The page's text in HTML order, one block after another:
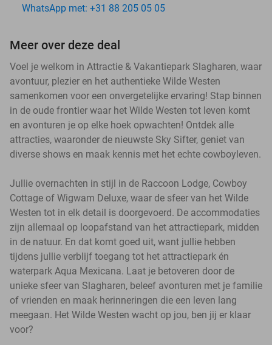
WhatsApp met: +31 88 205 05 05
Meer over deze deal
Voel je welkom in Attractie & Vakantiepark Slagharen, waar
avontuur, plezier en het authentieke Wilde Westen
samenkomen voor een onvergetelijke ervaring! Stap binnen
in de oude frontier waar het Wilde Westen tot leven komt
en avonturen je op elke hoek opwachten! Ontdek alle
attracties, waaronder de nieuwste Sky Sifter, geniet van
diverse shows en maak kennis met het echte cowboyleven.
Jullie overnachten in stijl in de Raccoon Lodge, Cowboy
Cottage of Wigwam Deluxe, waar de sfeer van het Wilde
Westen tot in elk detail is doorgevoerd. De accommodaties
zijn allemaal op loopafstand van het attractiepark, midden
in de natuur. En dat komt goed uit, want jullie hebben
tijdens jullie verblijf toegang tot het attractiepark én
waterpark Aqua Mexicana. Laat je betoveren door de
unieke sfeer van Slagharen, beleef avonturen met je familie
of vrienden en maak herinneringen die een leven lang
meegaan. Het Wilde Westen wacht op jou, ben jij er klaar
voor?